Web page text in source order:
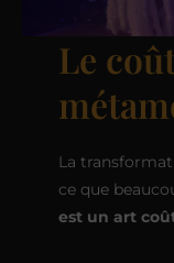
Le
La
ce que
est un art